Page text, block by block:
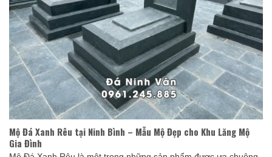
Mộ Đá Xanh Rêu tại Ninh Bình – Mẫu Mộ Đẹp cho Khu Lăng Mộ
Gia Đình